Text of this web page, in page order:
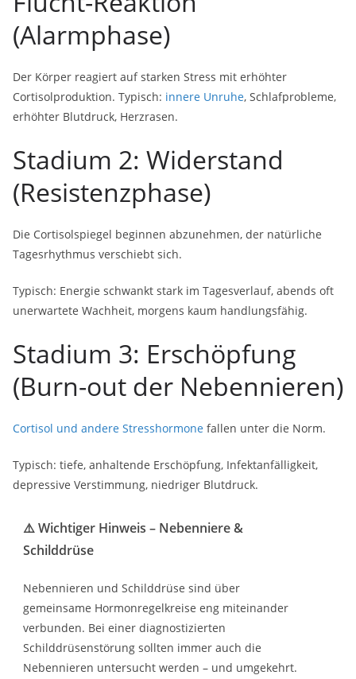
(Alarmphase)
Der Körper reagiert auf starken Stress mit erhöhter
Cortisolproduktion. Typisch: innere Unruhe, Schlafprobleme,
erhöhter Blutdruck, Herzrasen.
Stadium 2: Widerstand
(Resistenzphase)
Die Cortisolspiegel beginnen abzunehmen, der natürliche
Tagesrhythmus verschiebt sich.
Typisch: Energie schwankt stark im Tagesverlauf, abends oft
unerwartete Wachheit, morgens kaum handlungsfähig.
Stadium 3: Erschöpfung
(Burn-out der Nebennieren)
Cortisol und andere Stresshormone fallen unter die Norm.
Typisch: tiefe, anhaltende Erschöpfung, Infektanfälligkeit,
depressive Verstimmung, niedriger Blutdruck.
⚠️ Wichtiger Hinweis – Nebenniere &
Schilddrüse
Nebennieren und Schilddrüse sind über
gemeinsame Hormonregelkreise eng miteinander
verbunden. Bei einer diagnostizierten
Schilddrüsenstörung sollten immer auch die
Nebennieren untersucht werden – und umgekehrt.